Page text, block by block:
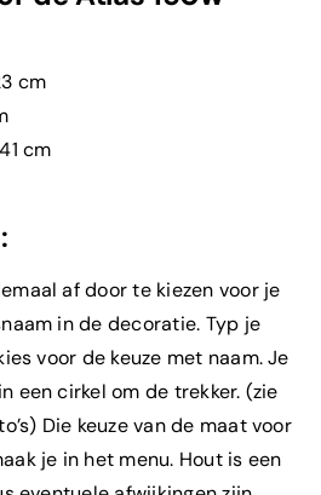
cm
cm
af door te kiezen voor je
in de decoratie. Typ je
voor de keuze met naam. Je
een cirkel om de trekker. (zie
Die keuze van de maat voor
je in het menu. Hout is een